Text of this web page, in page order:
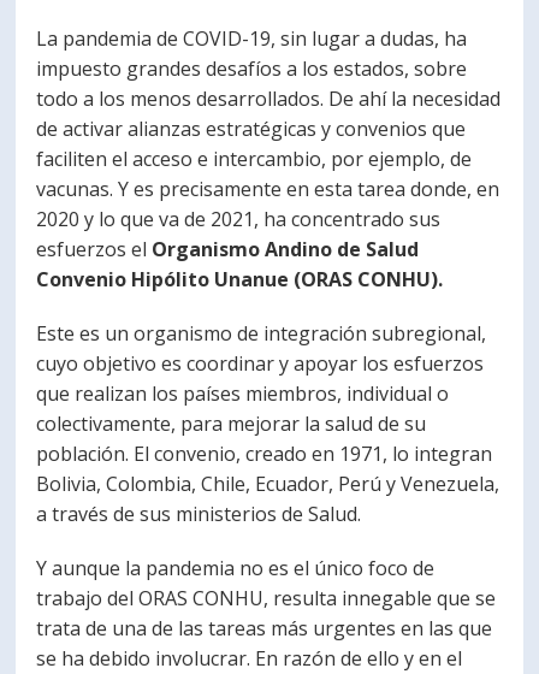
Estudiantes Egresados
La pandemia de COVID-19, sin lugar a dudas, ha
impuesto grandes desafíos a los estados, sobre
todo a los menos desarrollados. De ahí la necesidad
de activar alianzas estratégicas y convenios que
faciliten el acceso e intercambio, por ejemplo, de
vacunas. Y es precisamente en esta tarea donde, en
2020 y lo que va de 2021, ha concentrado sus
esfuerzos el Organismo Andino de Salud
Convenio Hipólito Unanue (ORAS CONHU).
Este es un organismo de integración subregional,
cuyo objetivo es coordinar y apoyar los esfuerzos
que realizan los países miembros, individual o
colectivamente, para mejorar la salud de su
población. El convenio, creado en 1971, lo integran
Bolivia, Colombia, Chile, Ecuador, Perú y Venezuela,
a través de sus ministerios de Salud.
Y aunque la pandemia no es el único foco de
trabajo del ORAS CONHU, resulta innegable que se
trata de una de las tareas más urgentes en las que
se ha debido involucrar. En razón de ello y en el